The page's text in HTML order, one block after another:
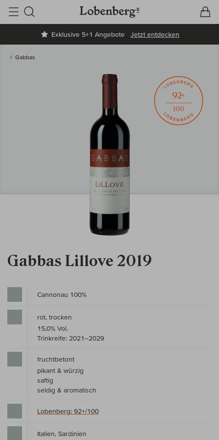
Exklusive 5+1 Angebote Jetzt entdecken
Suche
Gabbas
Gabbas Lillove 2019
92+
100
Cannonau 100%
rot, trocken
15,0% Vol.
Trinkreife: 2021–2029
fruchtbetont
pikant & würzig
saftig
seidig & aromatisch
Lobenberg: 92+/100
Italien, Sardinien